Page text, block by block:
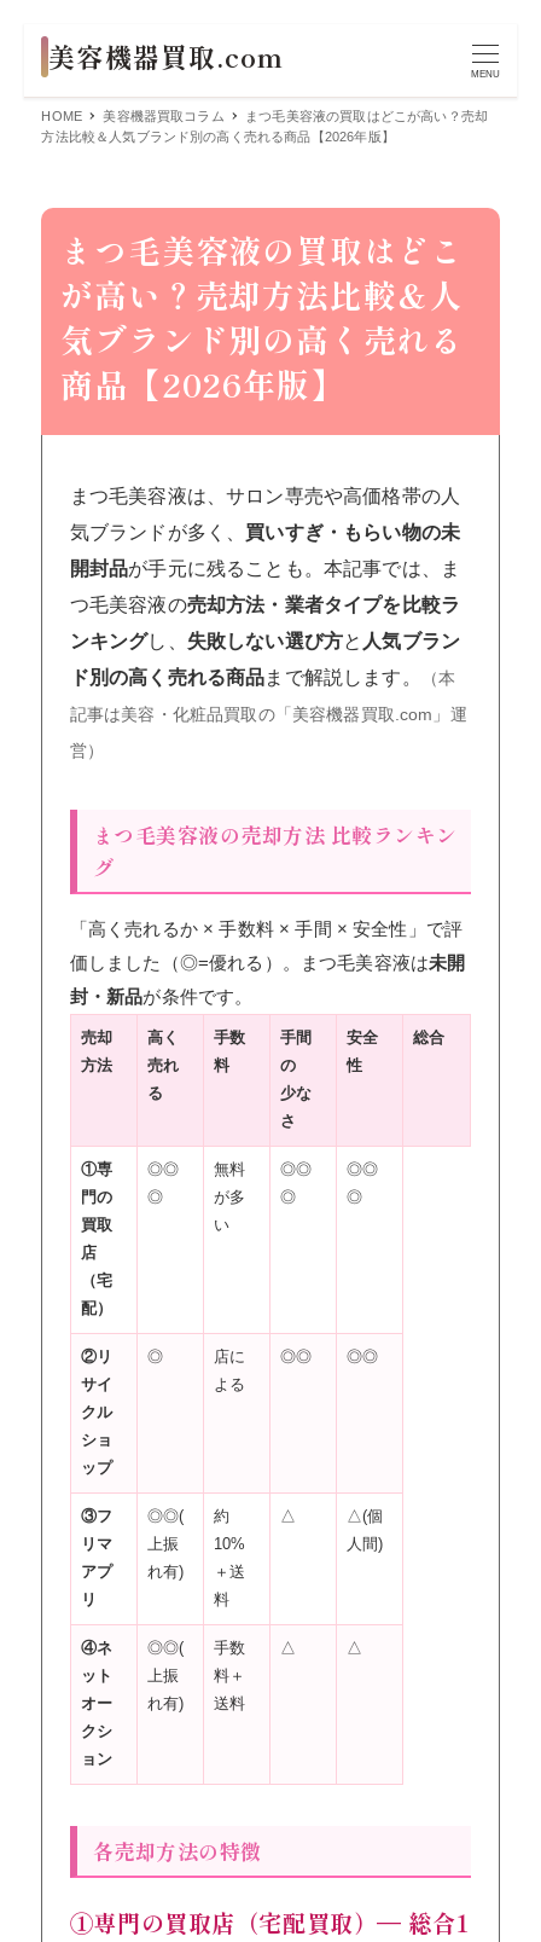
MENU
HOME 美容機器買取コラム
まつ毛美容液の買取はどこが高い？売却
方法比較＆人気ブランド別の高く売れる商品【2026年版】
まつ毛美容液の買取はどこ
が高い？売却方法比較＆人
気ブランド別の高く売れる
商品【2026年版】
まつ毛美容液は、サロン専売や高価格帯の人
気ブランドが多く、 買いすぎ・もらい物の未
開封品が手元に残ることも。本記事では、ま
つ毛美容液の売却方法・業者タイプを比較ラ
ンキングし、 失敗しない選び方と 人気ブラン
ド別の高く売れる商品まで解説します。
（本
記事は美容・化粧品買取の「美容機器買取.com」運
営）
まつ毛美容液の売却方法 比較ランキン
グ
「高く売れるか × 手数料 × 手間 × 安全性」で評
価しました（◎=優れる）。まつ毛美容液は未開
封・新品が条件です。
売却
方法
高く
売れ
る
手数
料
手間
の
少な
さ
安全
性
総合
①専
門の
買取
店
（宅
配）
◎◎
◎
無料
が多
い
◎◎
◎
◎◎
◎
②リ
サイ
クル
ショ
ップ
◎
店に
よる
◎◎ ◎◎
③フ
リマ
アプ
リ
◎◎(
上振
れ有)
約
10%
＋送
料
△
△(個
人間)
④ネ
ット
オー
クシ
ョン
◎◎(
上振
れ有)
手数
料＋
送料
△ △
各売却方法の特徴
①専門の買取店（宅配買取）— 総合1